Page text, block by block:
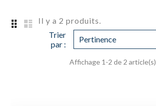
Il y a 2 produits.
Trier
par :
Pertinence
Affichage 1-2 de 2 article(s)